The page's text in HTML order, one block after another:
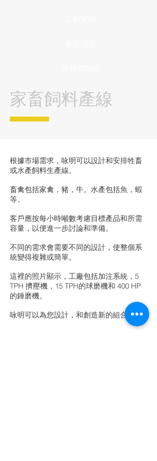
根據市場需求，咏明可以設計和安排牲畜
或水產飼料生產線。
畜禽包括家禽，豬，牛。水產包括魚，蝦
等。
客戶應按每小時噸數考慮目標產品和所需
容量，以便進一步討論和準備。
不同的需求會需要不同的設計，使整個系
統變得複雜或簡單。
這裡的照片顯示，工廠包括加​​注系統，5
TPH 擠壓機，15 TPH的球磨機和 400 HP
的錘磨機。
咏明可以為您設計，和創造新的組合。
家畜飼料產線